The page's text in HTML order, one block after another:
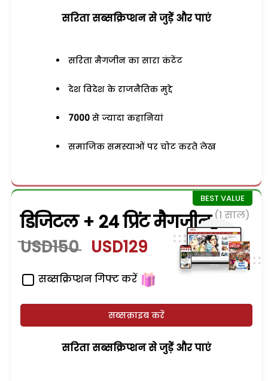
सरिता सब्सक्रिप्शन से जुड़ेें और पाएं
सरिता मैगजीन का सारा कंटेंट
देश विदेश के राजनैतिक मुद्दे
7000 से ज्यादा कहानियां
समाजिक समस्याओं पर चोट करते लेख
डिजिटल + 24 प्रिंट मैगजीन (1 साल)
USD150 USD129
सब्सक्रिप्शन गिफ्ट करें
सब्सक्राइब करें
सरिता सब्सक्रिप्शन से जुड़ेें और पाएं